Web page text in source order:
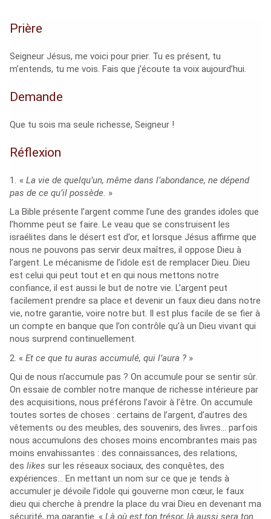
Prière
Seigneur Jésus, me voici pour prier. Tu es présent, tu
m’entends, tu me vois. Fais que j’écoute ta voix aujourd’hui.
Demande
Que tu sois ma seule richesse, Seigneur !
Réflexion
1. « La vie de quelqu’un, même dans l’abondance, ne dépend
pas de ce qu’il possède. »
La Bible présente l’argent comme l’une des grandes idoles que
l’homme peut se faire. Le veau que se construisent les
israélites dans le désert est d’or, et lorsque Jésus affirme que
nous ne pouvons pas servir deux maîtres, il oppose Dieu à
l’argent. Le mécanisme de l’idole est de remplacer Dieu. Dieu
est celui qui peut tout et en qui nous mettons notre
confiance, il est aussi le but de notre vie. L’argent peut
facilement prendre sa place et devenir un faux dieu dans notre
vie, notre garantie, voire notre but. Il est plus facile de se fier à
un compte en banque que l’on contrôle qu’à un Dieu vivant qui
nous surprend continuellement.
2. « Et ce que tu auras accumulé, qui l’aura ? »
Qui de nous n’accumule pas ? On accumule pour se sentir sûr.
On essaie de combler notre manque de richesse intérieure par
des acquisitions, nous préférons l’avoir à l’être. On accumule
toutes sortes de choses : certains de l’argent, d’autres des
vêtements ou des meubles, des souvenirs, des livres… parfois
nous accumulons des choses moins encombrantes mais pas
moins envahissantes : des connaissances, des relations,
des likes sur les réseaux sociaux, des conquêtes, des
expériences… En mettant un nom sur ce que je tends à
accumuler je dévoile l’idole qui gouverne mon cœur, le faux
dieu qui cherche à prendre la place du vrai Dieu en devenant ma
sécurité, ma garantie. « Là où est ton trésor, là aussi sera ton